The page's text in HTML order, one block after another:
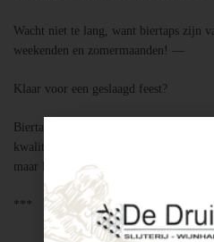
Wacht niet te lang, want biertaps zijn
weekenden en zomermaanden! —
Klaar voor een geslaagd feest?
Biertap huren locatie Breda – snel
kwaliteit en service van Slijterij Breda
maar komen!
***